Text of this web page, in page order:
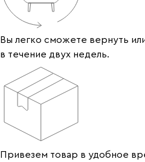
Вы легко сможете вернуть
в течение двух недель.
Привезем товар в удобное